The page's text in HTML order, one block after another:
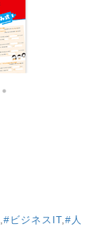
#ビジネスIT, #人